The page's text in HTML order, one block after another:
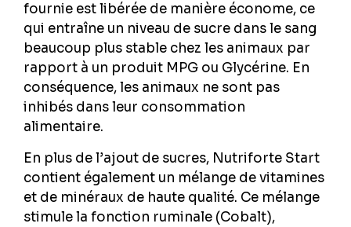
fournie est libérée de manière économe, ce
qui entraîne un niveau de sucre dans le sang
beaucoup plus stable chez les animaux par
rapport à un produit MPG ou Glycérine. En
conséquence, les animaux ne sont pas
inhibés dans leur consommation
alimentaire.
En plus de l’ajout de sucres, Nutriforte Start
contient également un mélange de vitamines
et de minéraux de haute qualité. Ce mélange
stimule la fonction ruminale (Cobalt),